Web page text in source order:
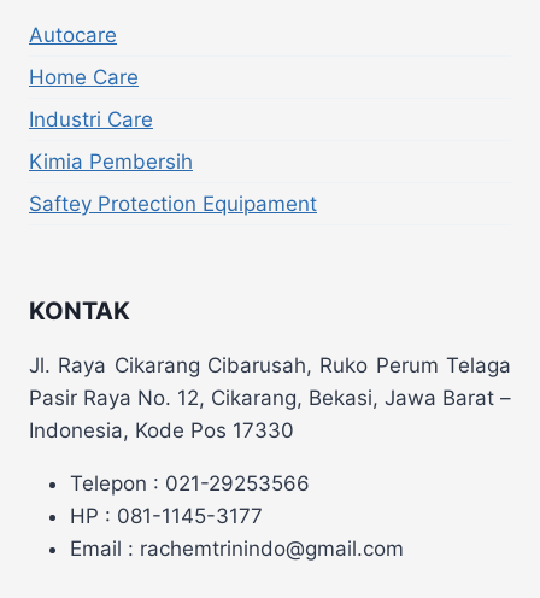
Autocare
Home Care
Industri Care
Kimia Pembersih
Saftey Protection Equipament
KONTAK
Jl. Raya Cikarang Cibarusah, Ruko Perum Telaga
Pasir Raya No. 12, Cikarang, Bekasi, Jawa Barat –
Indonesia, Kode Pos 17330
Telepon : 021-29253566
HP : 081-1145-3177
Email : rachemtrinindo@gmail.com